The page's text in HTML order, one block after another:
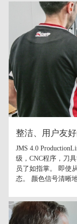
整洁、用户友
JMS 4.0
级，CNC程序，刀
员了如指掌。 即使
态。 颜色信号清晰